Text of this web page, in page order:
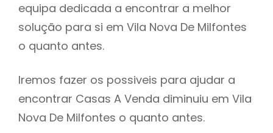
equipa dedicada a encontrar a melhor
solução para si em Vila Nova De Milfontes
o quanto antes.
Iremos fazer os possiveis para ajudar a
encontrar Casas A Venda diminuiu em Vila
Nova De Milfontes o quanto antes.